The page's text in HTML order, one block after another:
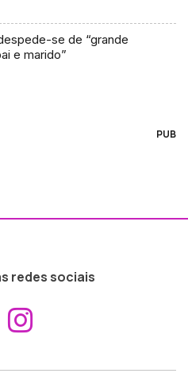
se de “grande
e marido”
PUB
redes sociais
Aceder ao